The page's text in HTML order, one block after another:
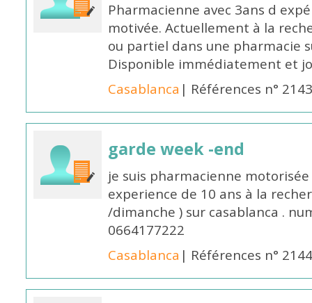
Pharmacienne avec 3ans d
motivée. Actuellement à la
ou partiel dans une pharmacie
Disponible immédiatement et
Casablanca | Références n°
garde week -end
je suis pharmacienne
experience de 10 ans à la
/dimanche ) sur casablanca .
0664177222
Casablanca | Références n°